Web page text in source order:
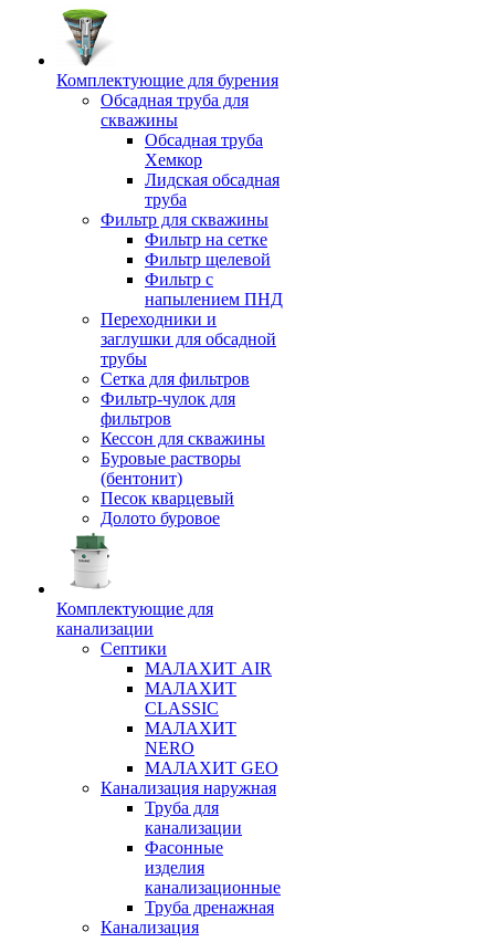
Комплектующие для бурения
Обсадная труба для
скважины
Обсадная труба
Хемкор
Лидская обсадная
труба
Фильтр для скважины
Фильтр на сетке
Фильтр щелевой
Фильтр с
напылением ПНД
Переходники и
заглушки для обсадной
трубы
Сетка для фильтров
Фильтр-чулок для
фильтров
Кессон для скважины
Буровые растворы
(бентонит)
Песок кварцевый
Долото буровое
Комплектующие для
канализации
Септики
МАЛАХИТ AIR
МАЛАХИТ
CLASSIC
МАЛАХИТ
NERO
МАЛАХИТ GEO
Канализация наружная
Труба для
канализации
Фасонные
изделия
канализационные
Труба дренажная
Канализация